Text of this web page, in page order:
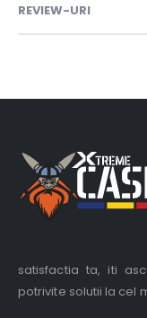
REVIEW-URI
satisfactia ta, iti
potrivite solutii la cel